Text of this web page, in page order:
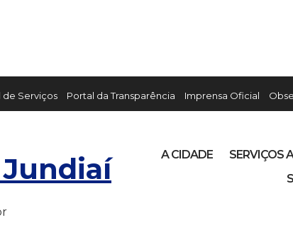
de Serviços Portal da Transparência Imprensa Oficial
A CIDADE SERVIÇOS